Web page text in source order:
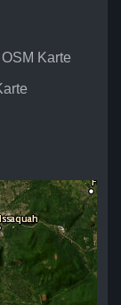
OSM Karte